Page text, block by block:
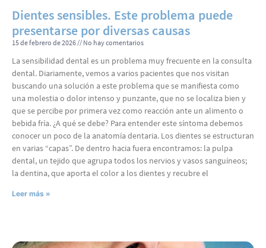
Dientes sensibles. Este problema puede
presentarse por diversas causas
15 de febrero de 2026 No hay comentarios
La sensibilidad dental es un problema muy frecuente en la consulta
dental. Diariamente, vemos a varios pacientes que nos visitan
buscando una solución a este problema que se manifiesta como
una molestia o dolor intenso y punzante, que no se localiza bien y
que se percibe por primera vez como reacción ante un alimento o
bebida fría. ¿A qué se debe? Para entender este síntoma debemos
conocer un poco de la anatomía dentaria. Los dientes se estructuran
en varias “capas”. De dentro hacia fuera encontramos: la pulpa
dental, un tejido que agrupa todos los nervios y vasos sanguíneos;
la dentina, que aporta el color a los dientes y recubre el
Leer más »